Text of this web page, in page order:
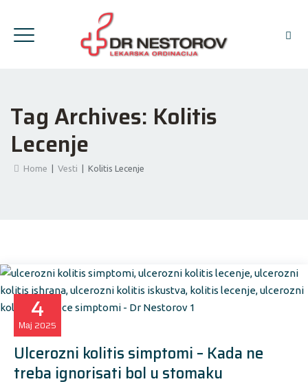
Tag Archives: Kolitis
Lecenje
Home Vesti Kolitis Lecenje
4
Мај 2025
Ulcerozni kolitis simptomi – Kada ne
treba ignorisati bol u stomaku